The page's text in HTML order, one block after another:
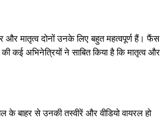
और मातृत्व दोनों उनके लिए बहुत महत्वपूर्ण हैं। फैंस
कई अभिनेत्रियों ने साबित किया है कि मातृत्व और
बाहर से उनकी तस्वीरें और वीडियो वायरल हो